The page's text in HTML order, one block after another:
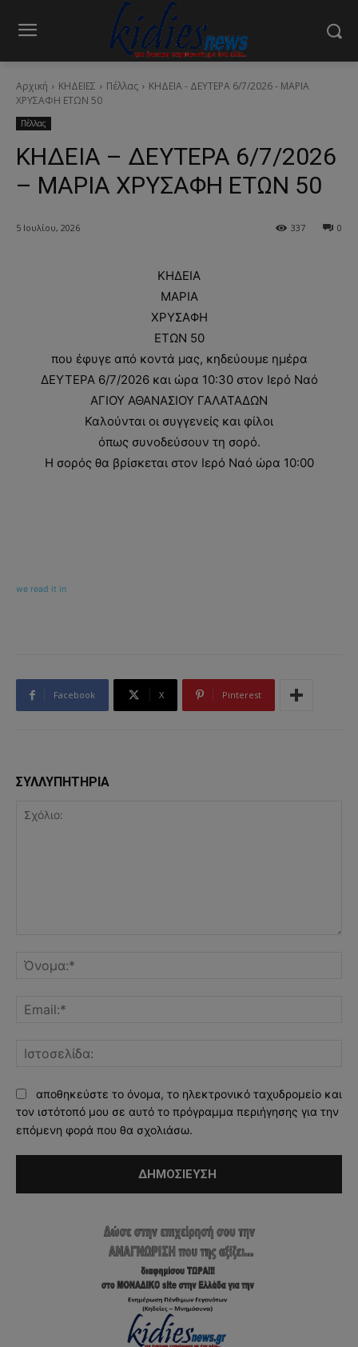
Αρχική ΚΗΔΕΙΕΣ Πέλλας
ΚΗΔΕΙΑ - ΔΕΥΤΕΡΑ 6/7/2026 - ΜΑΡΙΑ
ΧΡΥΣΑΦΗ ΕΤΩΝ 50
Πέλλας
ΚΗΔΕΙΑ – ΔΕΥΤΕΡΑ 6/7/2026
– ΜΑΡΙΑ ΧΡΥΣΑΦΗ ΕΤΩΝ 50
5 Ιουλίου, 2026 0
337
ΚΗΔΕΙΑ
ΜΑΡΙΑ
ΧΡΥΣΑΦΗ
ΕΤΩΝ 50
που έφυγε από κοντά μας, κηδεύουμε ημέρα
ΔΕΥΤΕΡΑ 6/7/2026 και ώρα 10:30 στον Ιερό Ναό
ΑΓΙΟΥ ΑΘΑΝΑΣΙΟΥ ΓΑΛΑΤΑΔΩΝ
Καλούνται οι συγγενείς και φίλοι
όπως συνοδεύσουν τη σορό.
Η σορός θα βρίσκεται στον Ιερό Ναό ώρα 10:00
we read it in
Facebook X Pinterest
ΣΥΛΛΥΠΗΤΗΡΙΑ
αποθηκεύστε το όνομα, το ηλεκτρονικό ταχυδρομείο και
τον ιστότοπό μου σε αυτό το πρόγραμμα περιήγησης για την
επόμενη φορά που θα σχολιάσω.